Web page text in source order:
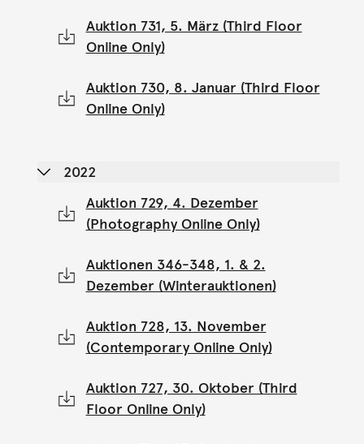
Auktion 731, 5. März (Third Floor
Online Only)
Auktion 730, 8. Januar (Third Floor
Online Only)
2022
Auktion 729, 4. Dezember
(Photography Online Only)
Auktionen 346-348, 1. & 2.
Dezember (Winterauktionen)
Auktion 728, 13. November
(Contemporary Online Only)
Auktion 727, 30. Oktober (Third
Floor Online Only)